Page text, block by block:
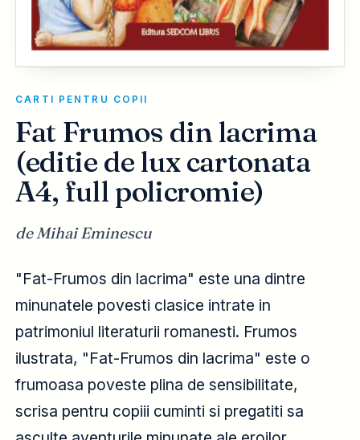
CARTI PENTRU COPII
Fat Frumos din lacrima
(editie de lux cartonata
A4, full policromie)
de Mihai Eminescu
"Fat-Frumos din lacrima" este una dintre
minunatele povesti clasice intrate in
patrimoniul literaturii romanesti. Frumos
ilustrata, "Fat-Frumos din lacrima" este o
frumoasa poveste plina de sensibilitate,
scrisa pentru copiii cuminti si pregatiti sa